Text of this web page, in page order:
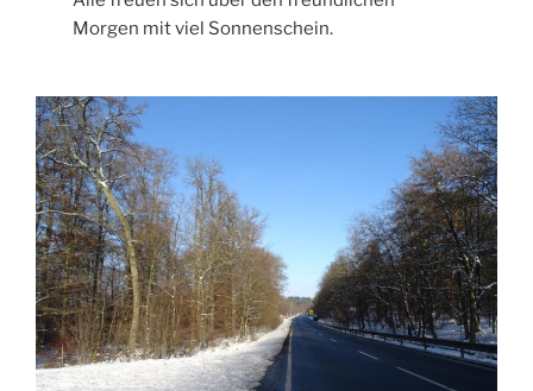
Morgen mit viel Sonnenschein.